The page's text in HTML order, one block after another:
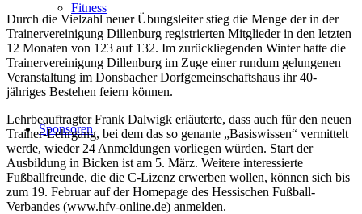
Fitness
Sponsoren
Durch die Vielzahl neuer Übungsleiter stieg die Menge der in der
Trainervereinigung Dillenburg registrierten Mitglieder in den letzten
12 Monaten von 123 auf 132. Im zurückliegenden Winter hatte die
Trainervereinigung Dillenburg im Zuge einer rundum gelungenen
Veranstaltung im Donsbacher Dorfgemeinschaftshaus ihr 40-
jähriges Bestehen feiern können.
Lehrbeauftragter Frank Dalwigk erläuterte, dass auch für den neuen
Trainer-Lehrgang, bei dem das so genante „Basiswissen“ vermittelt
werde, wieder 24 Anmeldungen vorliegen würden. Start der
Ausbildung in Bicken ist am 5. März. Weitere interessierte
Fußballfreunde, die die C-Lizenz erwerben wollen, können sich bis
zum 19. Februar auf der Homepage des Hessischen Fußball-
Verbandes (www.hfv-online.de) anmelden.